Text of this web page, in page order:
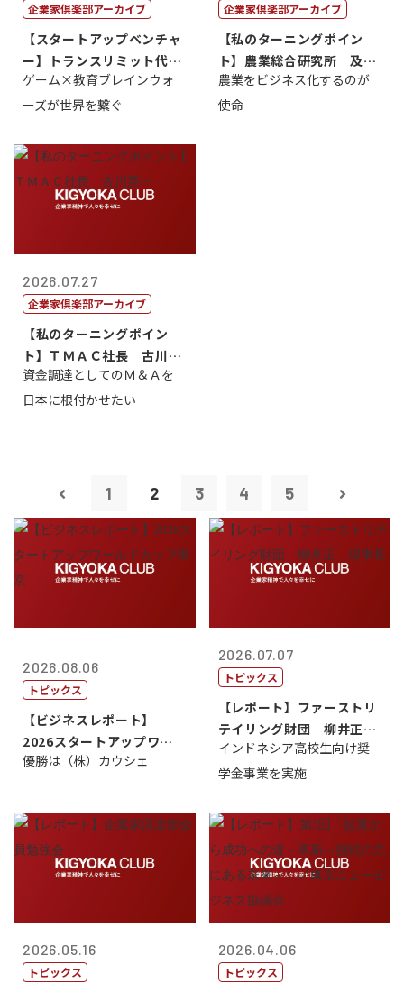
企業家倶楽部アーカイブ
【スタートアップベンチャ
ー】トランスリミット代表
取締役社長 ...
ゲーム×教育ブレインウォ
ーズが世界を繋ぐ
企業家倶楽部アーカイブ
【私のターニングポイン
ト】農業総合研究所 及川
智正
農業をビジネス化するのが
使命
2026.07.27
企業家倶楽部アーカイブ
【私のターニングポイン
ト】ＴＭＡＣ社長 古川英
一
資金調達としてのＭ＆Ａを
日本に根付かせたい
1 2 3 4 5
2026.08.06
トピックス
【ビジネスレポート】
2026スタートアップワー
ルドカップ東京
優勝は（株）カウシェ
2026.07.07
トピックス
【レポート】ファーストリ
テイリング財団 柳井正
理事長
インドネシア高校生向け奨
学金事業を実施
2026.05.16
トピックス
2026.04.06
トピックス